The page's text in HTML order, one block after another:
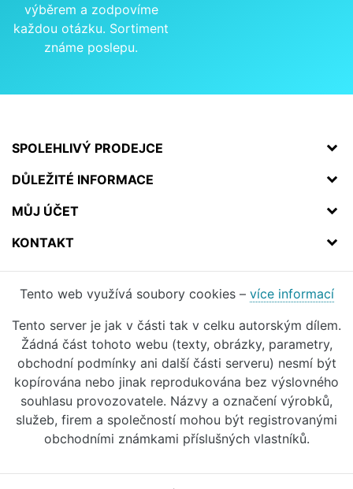
výběrem a zodpovíme
každou otázku. Sortiment
známe poslepu.
SPOLEHLIVÝ PRODEJCE
DŮLEŽITÉ INFORMACE
MŮJ ÚČET
KONTAKT
Tento web využívá soubory cookies – více informací
Tento server je jak v části tak v celku autorským dílem.
Žádná část tohoto webu (texty, obrázky, parametry,
obchodní podmínky ani další části serveru) nesmí být
kopírována nebo jinak reprodukována bez výslovného
souhlasu provozovatele. Názvy a označení výrobků,
služeb, firem a společností mohou být registrovanými
obchodními známkami příslušných vlastníků.